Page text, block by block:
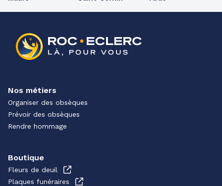
Nos métiers
Organiser des obsèques
Prévoir des obsèques
Rendre hommage
Boutique
Fleurs de deuil
Plaques funéraires